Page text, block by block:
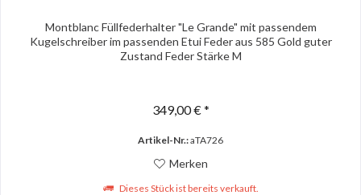
Montblanc Füllfederhalter "Le Grande" mit passendem
Kugelschreiber im passenden Etui Feder aus 585 Gold guter
Zustand Feder Stärke M
349,00 € *
Artikel-Nr.:aTA726
Merken
Dieses Stück ist bereits verkauft.